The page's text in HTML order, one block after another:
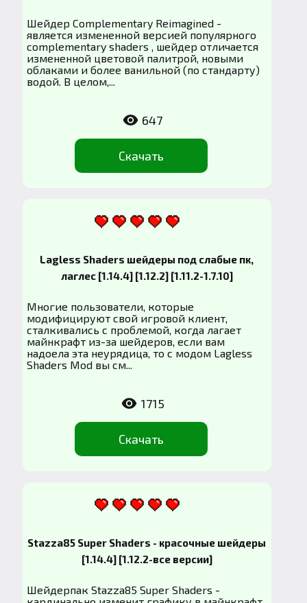
Шейдер Complementary Reimagined -
является измененной версией популярного
complementary shaders , шейдер отличается
измененной цветовой палитрой, новыми
облаками и более ванильной (по стандарту)
водой. В целом,...
Скачать
647
Lagless Shaders шейдеры под слабые пк,
лаглес [1.14.4] [1.12.2] [1.11.2-1.7.10]
Многие пользователи, которые
модифицируют свой игровой клиент,
сталкивались с проблемой, когда лагает
майнкрафт из-за шейдеров, если вам
надоела эта неурядица, то с модом Lagless
Shaders Mod вы см...
Скачать
1715
Stazza85 Super Shaders - красочные шейдеры
[1.14.4] [1.12.2-все версии]
Шейдерпак Stazza85 Super Shaders -